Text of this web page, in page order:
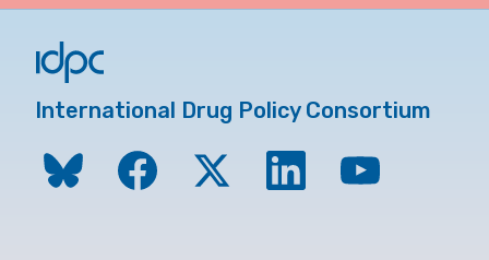
International Drug Policy Consortium